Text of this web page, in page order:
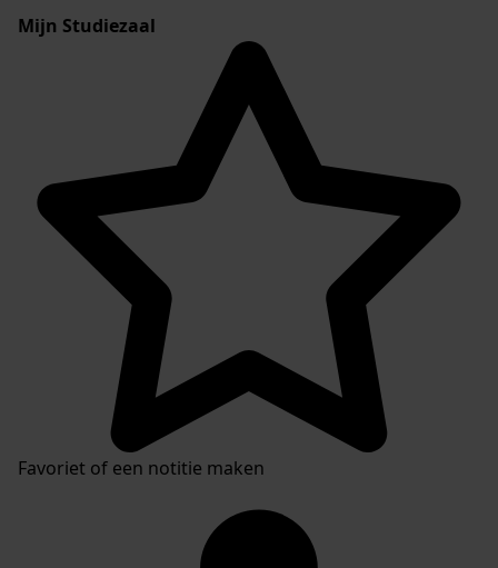
Mijn Studiezaal
Favoriet of een notitie maken